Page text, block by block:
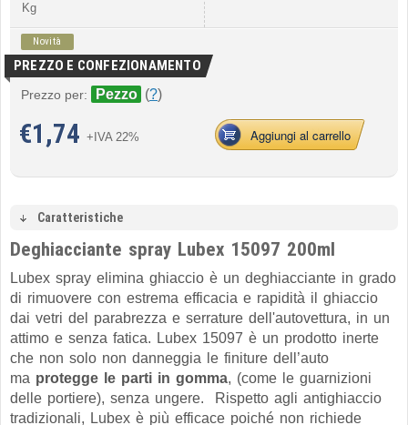
Kg
Novità
PREZZO E CONFEZIONAMENTO
Prezzo per: Pezzo (?)
€1,74 +IVA 22% Aggiungi al carrello
Caratteristiche
Deghiacciante spray Lubex 15097 200ml
Lubex spray elimina ghiaccio è un deghiacciante in grado
di rimuovere con estrema efficacia e rapidità il ghiaccio
dai vetri del parabrezza e serrature dell'autovettura, in un
attimo e senza fatica. Lubex 15097 è un prodotto inerte
che non solo non danneggia le finiture dell’auto
ma protegge le parti in gomma, (come le guarnizioni
delle portiere), senza ungere. Rispetto agli antighiaccio
tradizionali, Lubex è più efficace poiché non richiede